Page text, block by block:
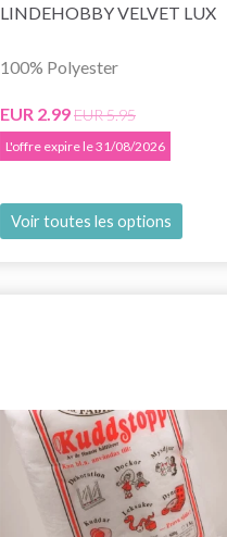
LINDEHOBBY VELVET LUX
100% Polyester
EUR 2.99EUR 5.95
L'offre expire le 31/08/2026
Voir toutes les options